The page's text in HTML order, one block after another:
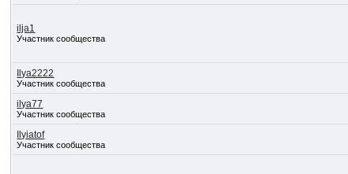
ilja1
Участник сообщества
Ilya2222
Участник сообщества
ilya77
Участник сообщества
Ilyiatof
Участник сообщества